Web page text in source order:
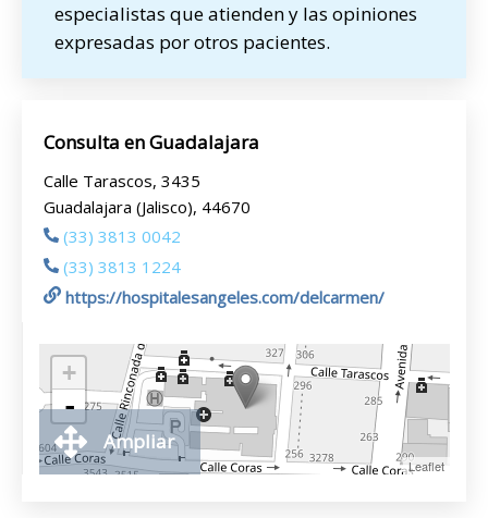
especialistas que atienden y las opiniones
expresadas por otros pacientes.
Consulta en Guadalajara
Calle Tarascos, 3435
Guadalajara (Jalisco), 44670
(33) 3813 0042
(33) 3813 1224
https://hospitalesangeles.com/delcarmen/
+
-
Leaflet
Ampliar